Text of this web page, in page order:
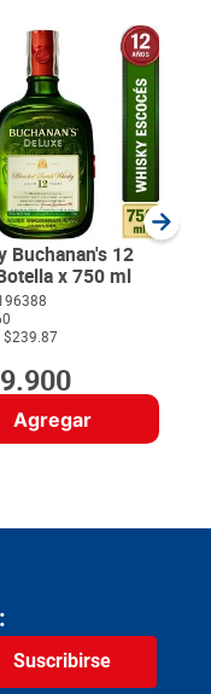
Buchanan's 12
x 750 ml
$239.87
.900
Agregar
Suscribirse